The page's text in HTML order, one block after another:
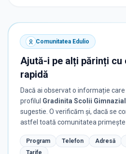
Comunitatea Edulio
Ajută-i pe alți părinți cu
rapidă
Dacă ai observat o informație
profilul Gradinita Scolii
sugestie. O verificăm și, dacă se
astfel toată comunitatea
Program Telefon Adresă